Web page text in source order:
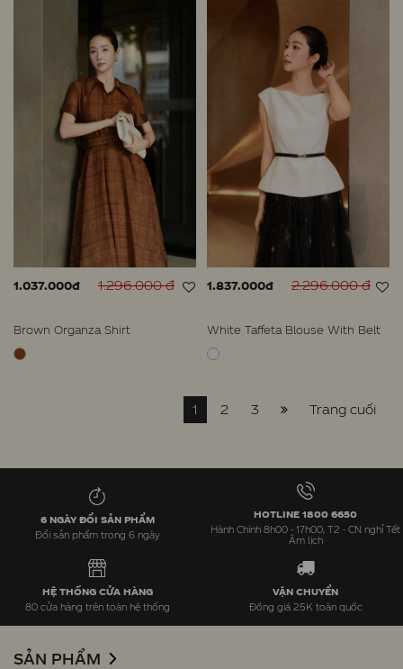
1.037.000đ 1.296.000 đ
Brown Organza Shirt
1.837.000đ 2.296.000 đ
White Taffeta Blouse With Belt
1 2 3 Trang cuối
6 NGÀY ĐỔI SẢN PHẨM
Đổi sản phẩm trong 6 ngày
HOTLINE 1800 6650
Hành Chính 8h00 - 17h00, T2 - CN nghỉ Tết
Âm lịch
HỆ THỐNG CỬA HÀNG
80 cửa hàng trên toàn hệ thống
VẬN CHUYỂN
Đồng giá 25K toàn quốc
SẢN PHẨM